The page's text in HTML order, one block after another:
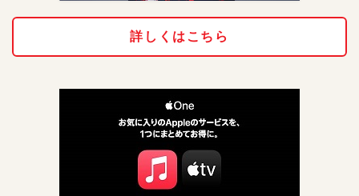
詳しくはこちら